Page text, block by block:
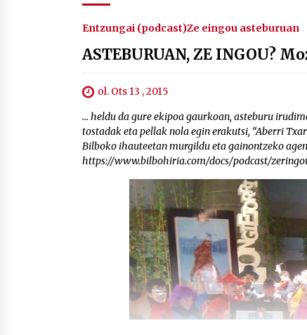
Entzungai (podcast)Ze eingou asteburuan
ASTEBURUAN, ZE INGOU?
ol. Ots 13 , 2015
… heldu da gure ekipoa gaurkoan, asteburu
tostadak eta pellak nola egin erakutsi, “Aberri
Bilboko ihauteetan murgildu eta gainontzeko
https://www.bilbohiria.com/docs/podcast/